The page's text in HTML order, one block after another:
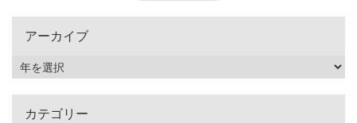
アーカイブ
カテゴリー